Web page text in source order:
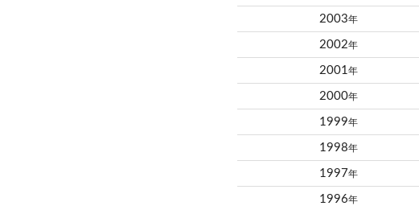
2003年
2002年
2001 年
2000年
1999年
1998年
1997年
1996年